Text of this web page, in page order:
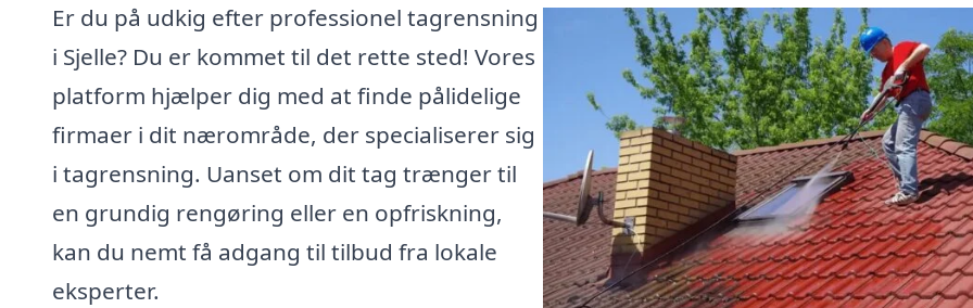
Er du på udkig efter professionel tagrensning
i Sjelle? Du er kommet til det rette sted! Vores
platform hjælper dig med at finde pålidelige
firmaer i dit nærområde, der specialiserer sig
i tagrensning. Uanset om dit tag trænger til
en grundig rengøring eller en opfriskning,
kan du nemt få adgang til tilbud fra lokale
eksperter.